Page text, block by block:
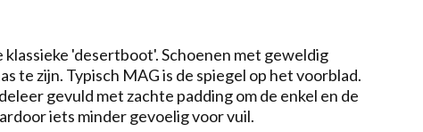
'desertboot'. Schoenen met geweldig
te zijn. Typisch MAG is de spiegel op het voorblad.
gevuld met zachte padding om de enkel en de
iets minder gevoelig voor vuil.